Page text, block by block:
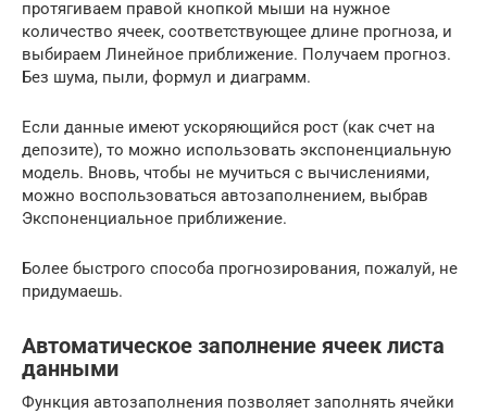
протягиваем правой кнопкой мыши на нужное
количество ячеек, соответствующее длине прогноза, и
выбираем Линейное приближение. Получаем прогноз.
Без шума, пыли, формул и диаграмм.
Если данные имеют ускоряющийся рост (как счет на
депозите), то можно использовать экспоненциальную
модель. Вновь, чтобы не мучиться с вычислениями,
можно воспользоваться автозаполнением, выбрав
Экспоненциальное приближение.
Более быстрого способа прогнозирования, пожалуй, не
придумаешь.
Автоматическое заполнение ячеек листа
данными
Функция автозаполнения позволяет заполнять ячейки